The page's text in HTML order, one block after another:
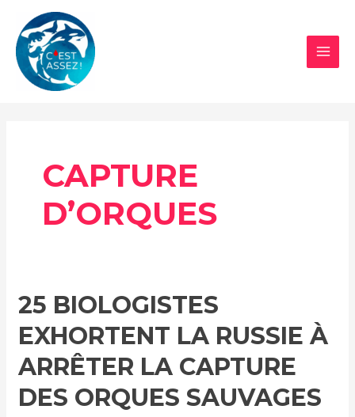
contenu
CAPTURE
D’ORQUES
25 BIOLOGISTES
EXHORTENT LA RUSSIE À
ARRÊTER LA CAPTURE
DES ORQUES SAUVAGES